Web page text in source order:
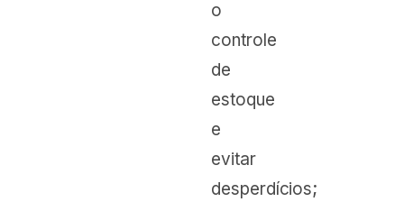
o
controle
de
estoque
e
evitar
desperdícios;